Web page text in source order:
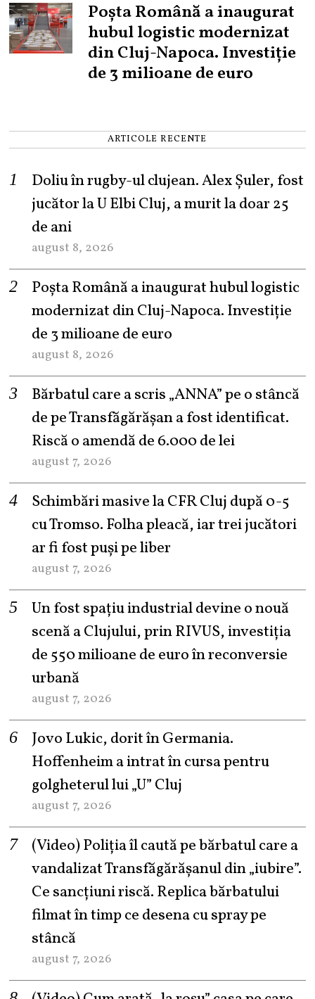
Poșta Română a inaugurat
hubul logistic modernizat
din Cluj-Napoca. Investiție
de 3 milioane de euro
ARTICOLE RECENTE
Doliu în rugby-ul clujean. Alex Șuler, fost
jucător la U Elbi Cluj, a murit la doar 25
de ani
august 8, 2026
Poșta Română a inaugurat hubul logistic
modernizat din Cluj-Napoca. Investiție
de 3 milioane de euro
august 8, 2026
Bărbatul care a scris „ANNA” pe o stâncă
de pe Transfăgărășan a fost identificat.
Riscă o amendă de 6.000 de lei
august 7, 2026
Schimbări masive la CFR Cluj după 0-5
cu Tromso. Folha pleacă, iar trei jucători
ar fi fost puși pe liber
august 7, 2026
Un fost spațiu industrial devine o nouă
scenă a Clujului, prin RIVUS, investiția
de 550 milioane de euro în reconversie
urbană
august 7, 2026
Jovo Lukic, dorit în Germania.
Hoffenheim a intrat în cursa pentru
golgheterul lui „U” Cluj
august 7, 2026
(Video) Poliția îl caută pe bărbatul care a
vandalizat Transfăgărășanul din „iubire”.
Ce sancțiuni riscă. Replica bărbatului
filmat în timp ce desena cu spray pe
stâncă
august 7, 2026